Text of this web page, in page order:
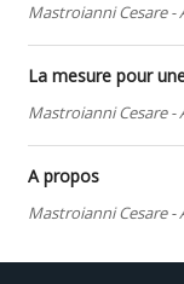
Mastroianni Cesare-
La mesure pour
Mastroianni Cesare-
A propos
Mastroianni Cesare-